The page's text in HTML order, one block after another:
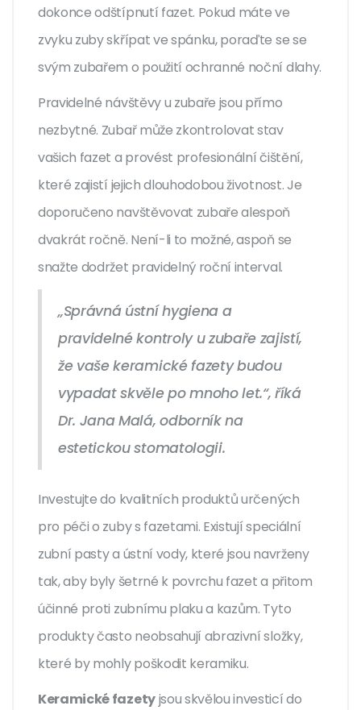
dokonce odštípnutí fazet. Pokud máte ve
zvyku zuby skřípat ve spánku, poraďte se se
svým zubařem o použití ochranné noční dlahy.
Pravidelné návštěvy u zubaře jsou přímo
nezbytné. Zubař může zkontrolovat stav
vašich fazet a provést profesionální čištění,
které zajistí jejich dlouhodobou životnost. Je
doporučeno navštěvovat zubaře alespoň
dvakrát ročně. Není-li to možné, aspoň se
snažte dodržet pravidelný roční interval.
„Správná ústní hygiena a
pravidelné kontroly u zubaře zajistí,
že vaše keramické fazety budou
vypadat skvěle po mnoho let.“, říká
Dr. Jana Malá, odborník na
estetickou stomatologii.
Investujte do kvalitních produktů určených
pro péči o zuby s fazetami. Existují speciální
zubní pasty a ústní vody, které jsou navrženy
tak, aby byly šetrné k povrchu fazet a přitom
účinné proti zubnímu plaku a kazům. Tyto
produkty často neobsahují abrazivní složky,
které by mohly poškodit keramiku.
Keramické fazetyjsou skvělou investicí do